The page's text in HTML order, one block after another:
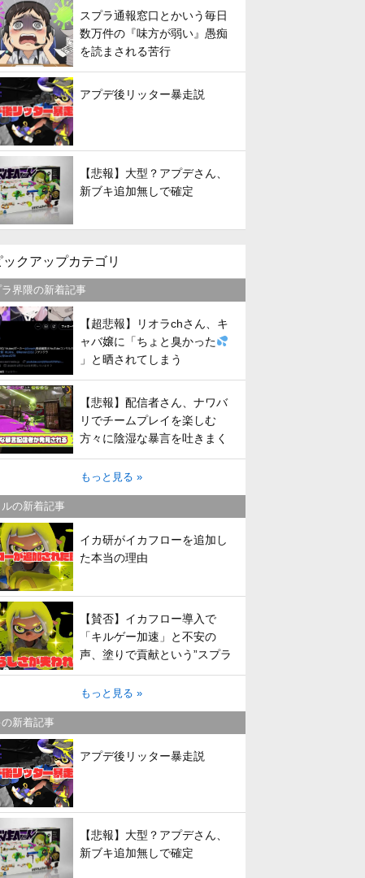
スプラ通報窓口とかいう毎日
数万件の『味方が弱い』愚痴
を読まされる苦行
アプデ後リッター暴走説
【悲報】大型？アプデさん、
新ブキ追加無しで確定
ックアップカテゴリ
界隈の新着記事
【超悲報】リオラchさん、キ
ャバ嬢に「ちょと臭かった
」と晒されてしまう
【悲報】配信者さん、ナワバ
リでチームプレイを楽しむ
方々に陰湿な暴言を吐きまく
ってしまう
もっと見る »
の新着記事
イカ研がイカフローを追加し
た本当の理由
【賛否】イカフロー導入で
「キルゲー加速」と不安の
声、塗りで貢献という”スプラ
らしさ”は失われてしまうのか
もっと見る »
新着記事
アプデ後リッター暴走説
【悲報】大型？アプデさん、
新ブキ追加無しで確定